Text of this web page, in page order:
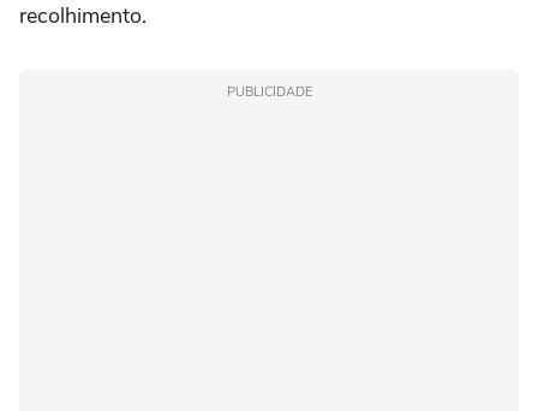
recolhimento.
PUBLICIDADE